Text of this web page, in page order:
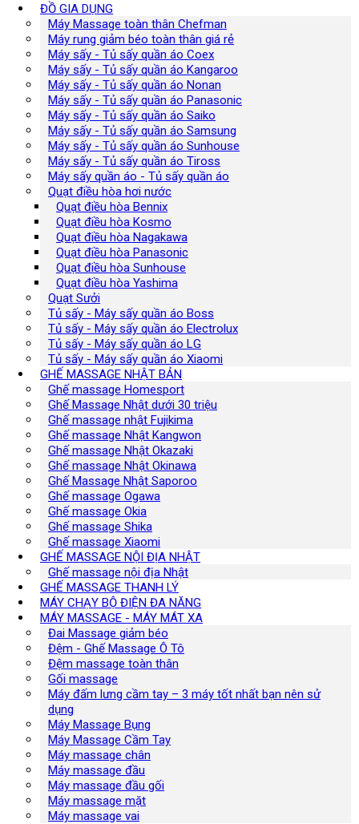
ĐỒ GIA DỤNG
Máy Massage toàn thân Chefman
Máy rung giảm béo toàn thân giá rẻ
Máy sấy - Tủ sấy quần áo Coex
Máy sấy - Tủ sấy quần áo Kangaroo
Máy sấy - Tủ sấy quần áo Nonan
Máy sấy - Tủ sấy quần áo Panasonic
Máy sấy - Tủ sấy quần áo Saiko
Máy sấy - Tủ sấy quần áo Samsung
Máy sấy - Tủ sấy quần áo Sunhouse
Máy sấy - Tủ sấy quần áo Tiross
Máy sấy quần áo - Tủ sấy quần áo
Quạt điều hòa hơi nước
Quạt điều hòa Bennix
Quạt điều hòa Kosmo
Quạt điều hòa Nagakawa
Quạt điều hòa Panasonic
Quạt điều hòa Sunhouse
Quạt điều hòa Yashima
Quạt Sưởi
Tủ sấy - Máy sấy quần áo Boss
Tủ sấy - Máy sấy quần áo Electrolux
Tủ sấy - Máy sấy quần áo LG
Tủ sấy - Máy sấy quần áo Xiaomi
GHẾ MASSAGE NHẬT BẢN
Ghế massage Homesport
Ghế Massage Nhật dưới 30 triệu
Ghế massage nhật Fujikima
Ghế massage Nhật Kangwon
Ghế massage Nhật Okazaki
Ghế massage Nhật Okinawa
Ghế Massage Nhật Saporoo
Ghế massage Ogawa
Ghế massage Okia
Ghế massage Shika
Ghế massage Xiaomi
GHẾ MASSAGE NỘI ĐỊA NHẬT
Ghế massage nội địa Nhật
GHẾ MASSAGE THANH LÝ
MÁY CHẠY BỘ ĐIỆN ĐA NĂNG
MÁY MASSAGE - MÁY MÁT XA
Đai Massage giảm béo
Đệm - Ghế Massage Ô Tô
Đệm massage toàn thân
Gối massage
Máy đấm lưng cầm tay – 3 máy tốt nhất bạn nên sử
dụng
Máy Massage Bụng
Máy Massage Cầm Tay
Máy massage chân
Máy massage đầu
Máy massage đầu gối
Máy massage mặt
Máy massage vai